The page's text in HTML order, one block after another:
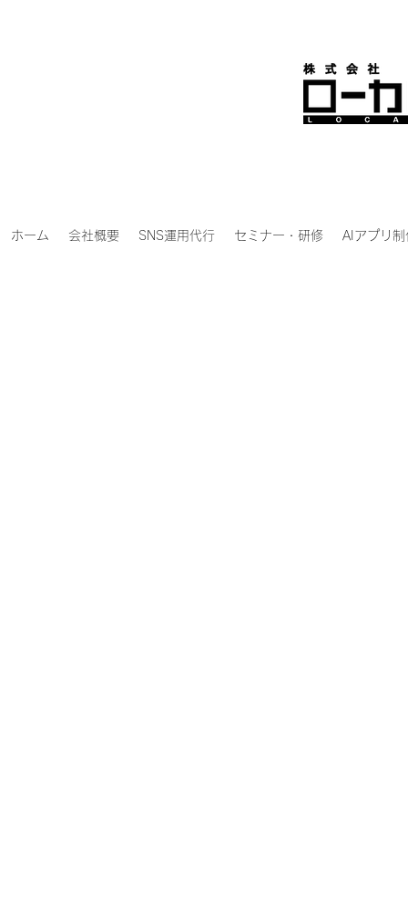
ホーム 会社概要 SNS運用代行 セミナー・研修 AIアプリ制